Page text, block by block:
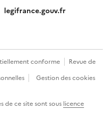
legifrance.gouv.fr
conforme
Revue de
Gestion des cookies
de ce site sont sous licence